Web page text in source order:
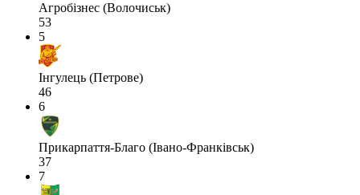
Агробізнес (Волочиськ)
53
5
Інгулець (Петрове)
46
6
Прикарпаття-Благо (Івано-Франківськ)
37
7